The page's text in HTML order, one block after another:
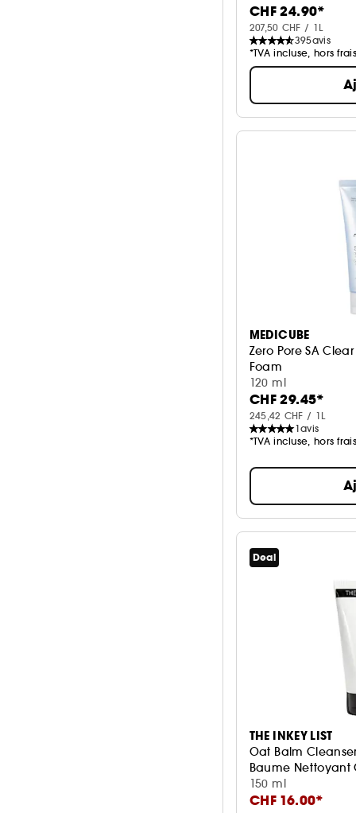
CHF 24.90*
207,50 CHF / 1L
395avis
*TVA incluse, hors
MEDICUBE
Zero Pore SA
Foam
Mousse
120 ml
CHF 29.45*
245,42 CHF / 1L
1avis
*TVA incluse, hors
Deal
THE INKEY LIST
Oat Balm
Baume Nettoyant
150 ml
CHF 16.00*